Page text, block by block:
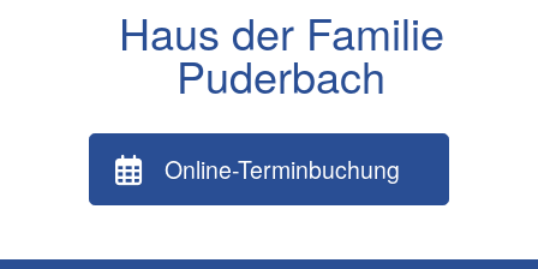
Haus der Familie
Puderbach
Online-Terminbuchung